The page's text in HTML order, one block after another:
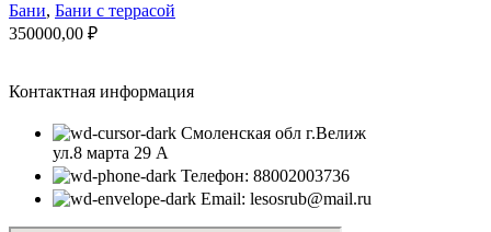
Бани, Бани с террасой
350000,00 ₽
Контактная информация
Смоленская обл г.Велиж
ул.8 марта 29 А
Телефон: 88002003736
Email: lesosrub@mail.ru